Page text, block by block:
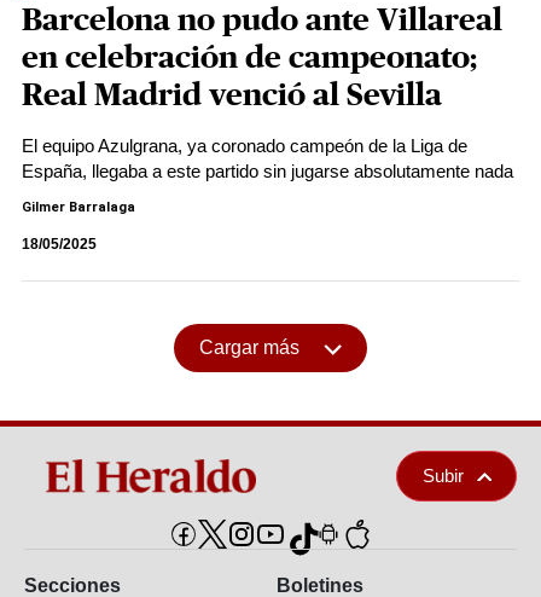
Barcelona no pudo ante Villareal
en celebración de campeonato;
Real Madrid venció al Sevilla
El equipo Azulgrana, ya coronado campeón de la Liga de
España, llegaba a este partido sin jugarse absolutamente nada
Gilmer Barralaga
18/05/2025
Cargar más
Subir
Secciones Boletines